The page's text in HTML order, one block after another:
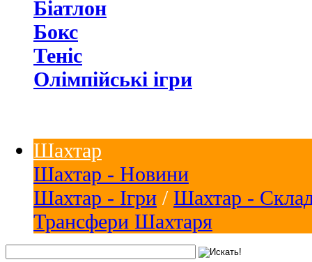
Біатлон
Бокс
Теніс
Олімпійські ігри
Шахтар
Шахтар - Новини
Шахтар - Ігри / Шахтар -
Трансфери Шахтаря